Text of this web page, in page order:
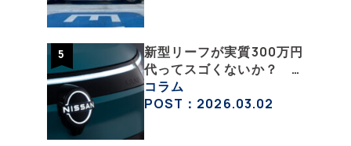
新型リーフが実質300万円
代ってスゴくないか？
エントリーグレード
「B5」の中身を詳細チェ
コラム
POST：2026.03.02